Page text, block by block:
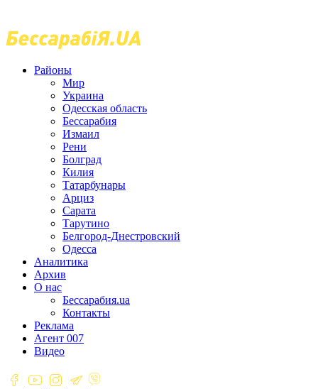
Районы
Мир
Украина
Одесская область
Бессарабия
Измаил
Рени
Болград
Килия
Татарбунары
Арциз
Сарата
Тарутино
Белгород-Днестровский
Одесса
Аналитика
Архив
О нас
Бессарабия.ua
Контакты
Реклама
Агент 007
Видео